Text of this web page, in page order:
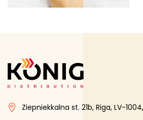
Uztura bagātinātāji
Ziepniekkalna st. 21b, Riga, LV-